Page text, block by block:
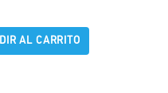
AL CARRITO